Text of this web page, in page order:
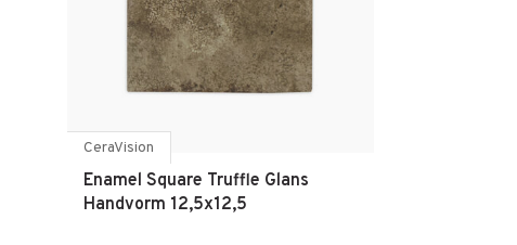
CeraVision
Enamel Square Truffle Glans
Handvorm 12,5x12,5